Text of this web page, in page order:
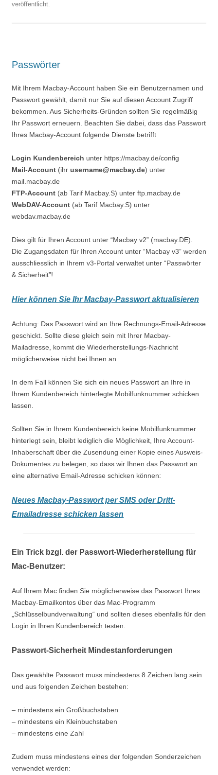
veröffentlicht.
Passwörter
Mit Ihrem Macbay-Account haben Sie ein Benutzernamen und
Passwort gewählt, damit nur Sie auf diesen Account Zugriff
bekommen. Aus Sicherheits-Gründen sollten Sie regelmäßig
Ihr Passwort erneuern. Beachten Sie dabei, dass das Passwort
Ihres Macbay-Account folgende Dienste betrifft
Login Kundenbereich unter https://macbay.de/config
Mail-Account (ihr username@macbay.de) unter
mail.macbay.de
FTP-Account (ab Tarif Macbay.S) unter ftp.macbay.de
WebDAV-Account (ab Tarif Macbay.S) unter
webdav.macbay.de
Dies gilt für Ihren Account unter “Macbay v2” (macbay.DE).
Die Zugangsdaten für Ihren Account unter “Macbay v3” werden
ausschliesslich in Ihrem v3-Portal verwaltet unter “Passwörter
& Sicherheit”!
Hier können Sie Ihr Macbay-Passwort aktualisieren
Achtung: Das Passwort wird an Ihre Rechnungs-Email-Adresse
geschickt. Sollte diese gleich sein mit Ihrer Macbay-
Mailadresse, kommt die Wiederherstellungs-Nachricht
möglicherweise nicht bei Ihnen an.
In dem Fall können Sie sich ein neues Passwort an Ihre in
Ihrem Kundenbereich hinterlegte Mobilfunknummer schicken
lassen.
Sollten Sie in Ihrem Kundenbereich keine Mobilfunknummer
hinterlegt sein, bleibt lediglich die Möglichkeit, Ihre Account-
Inhaberschaft über die Zusendung einer Kopie eines Ausweis-
Dokumentes zu belegen, so dass wir Ihnen das Passwort an
eine alternative Email-Adresse schicken können:
Neues Macbay-Passwort per SMS oder Dritt-
Emailadresse schicken lassen
Ein Trick bzgl. der Passwort-Wiederherstellung für
Mac-Benutzer:
Auf Ihrem Mac finden Sie möglicherweise das Passwort Ihres
Macbay-Emailkontos über das Mac-Programm
„Schlüsselbundverwaltung“ und sollten dieses ebenfalls für den
Login in Ihren Kundenbereich testen.
Passwort-Sicherheit Mindestanforderungen
Das gewählte Passwort muss mindestens 8 Zeichen lang sein
und aus folgenden Zeichen bestehen:
– mindestens ein Großbuchstaben
– mindestens ein Kleinbuchstaben
– mindestens eine Zahl
Zudem muss mindestens eines der folgenden Sonderzeichen
verwendet werden: